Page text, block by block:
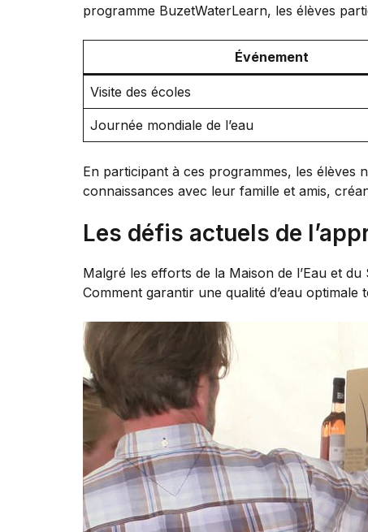
programme BuzetWaterLearn, les élèves
Événement
Visite des écoles
Journée mondiale de l’eau
En participant à ces programmes, les élèves
connaissances avec leur famille et amis,
Les défis actuels de
Malgré les efforts de la Maison de l’Eau et
Comment garantir une qualité d’eau